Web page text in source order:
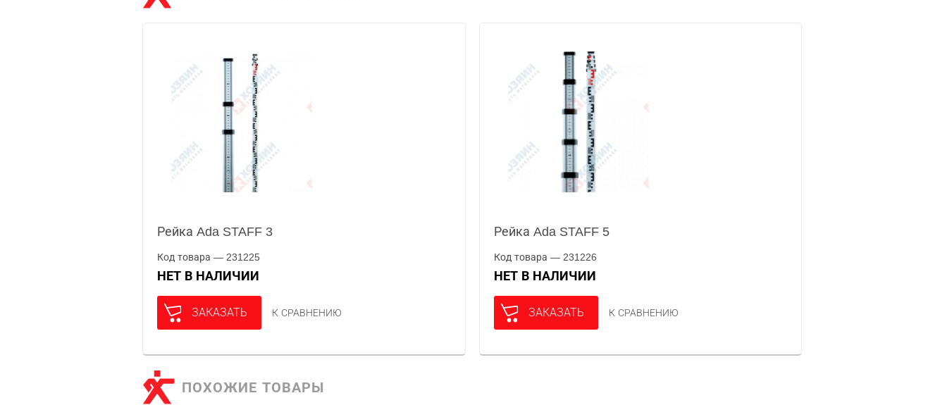
Рейка Ada STAFF 3
Код товара — 231225
НЕТ В НАЛИЧИИ
ЗАКАЗАТЬ К СРАВНЕНИЮ
Рейка Ada STAFF 5
Код товара — 231226
НЕТ В НАЛИЧИИ
ЗАКАЗАТЬ К СРАВНЕНИЮ
ПОХОЖИЕ ТОВАРЫ